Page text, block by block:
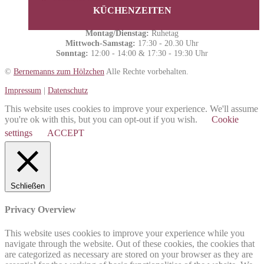
KÜCHENZEITEN
Montag/Dienstag:Ruhetag
Mittwoch-Samstag: 17:30 - 20.30 Uhr
Sonntag: 12:00 - 14:00 & 17:30 - 19:30 Uhr
© Bernemanns zum HölzchenAlle Rechte vorbehalten.
Impressum | Datenschutz
This website uses cookies to improve your experience. We'll assume
you're ok with this, but you can opt-out if you wish.
Cookie
settings
ACCEPT
Schließen
Privacy Overview
This website uses cookies to improve your experience while you
navigate through the website. Out of these cookies, the cookies that
are categorized as necessary are stored on your browser as they are